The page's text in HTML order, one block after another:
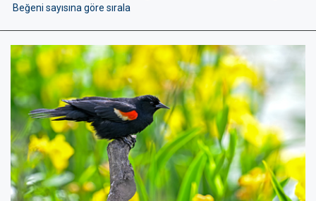
Beğeni sayısına göre sırala